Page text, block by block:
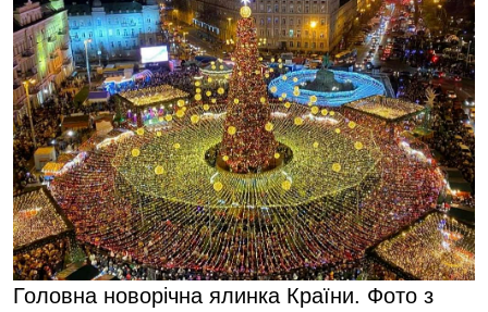
Головна новорічна ялинка Країни. Фото з